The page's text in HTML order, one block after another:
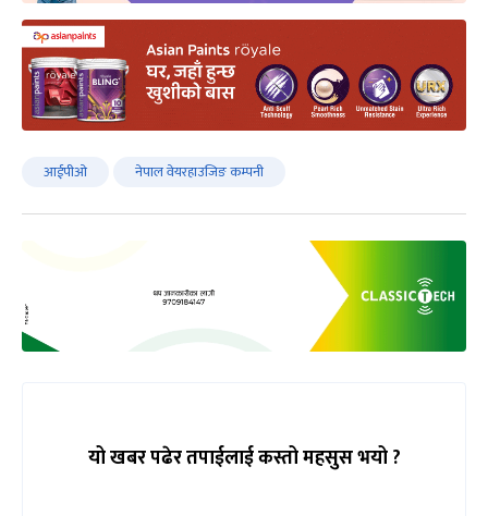
आईपीओ नेपाल वेयरहाउजिङ कम्पनी
यो खबर पढेर तपाईलाई कस्तो महसुस भयो ?